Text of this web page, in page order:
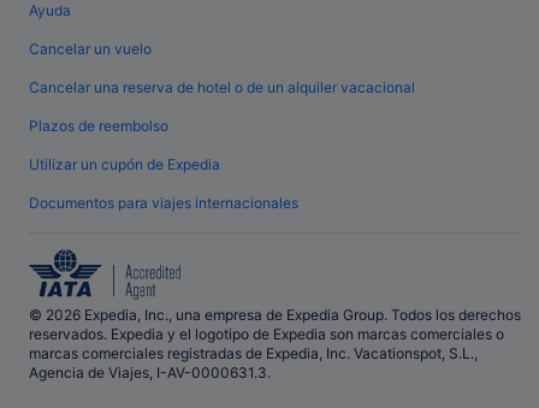
Ayuda
Cancelar un vuelo
Cancelar una reserva de hotel o de un alquiler vacacional
Plazos de reembolso
Utilizar un cupón de Expedia
Documentos para viajes internacionales
© 2026 Expedia, Inc., una empresa de Expedia Group. Todos los derechos
reservados. Expedia y el logotipo de Expedia son marcas comerciales o
marcas comerciales registradas de Expedia, Inc. Vacationspot, S.L.,
Agencia de Viajes, I-AV-0000631.3.